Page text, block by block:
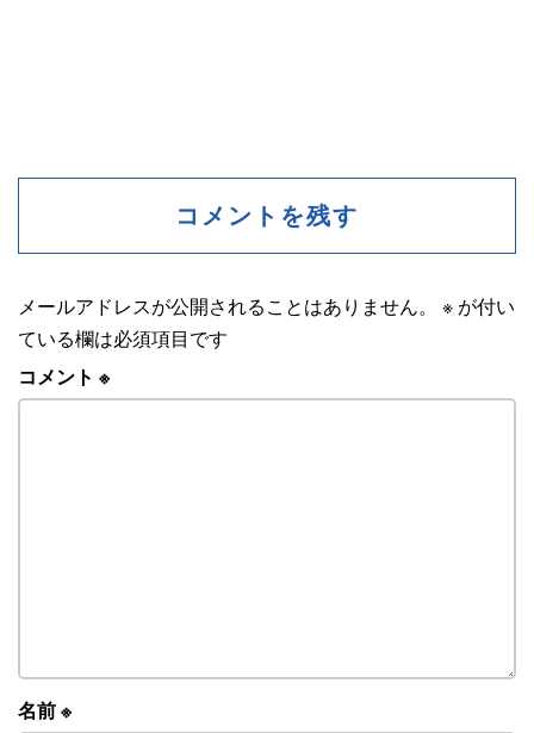
コメントを残す
メールアドレスが公開されることはありません。 ※ が付い
ている欄は必須項目です
コメント ※
名前※